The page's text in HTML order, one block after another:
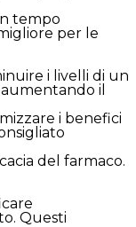
tempo
per le
i livelli di un
il
i benefici
del farmaco.
Questi